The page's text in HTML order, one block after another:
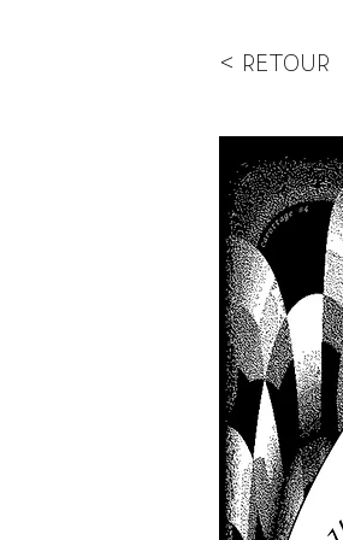
< RETOUR